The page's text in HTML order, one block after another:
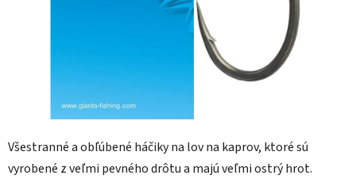
Všestranné a obľúbené háčiky na lov na kaprov, ktoré sú
vyrobené z veľmi pevného drôtu a majú veľmi ostrý hrot.